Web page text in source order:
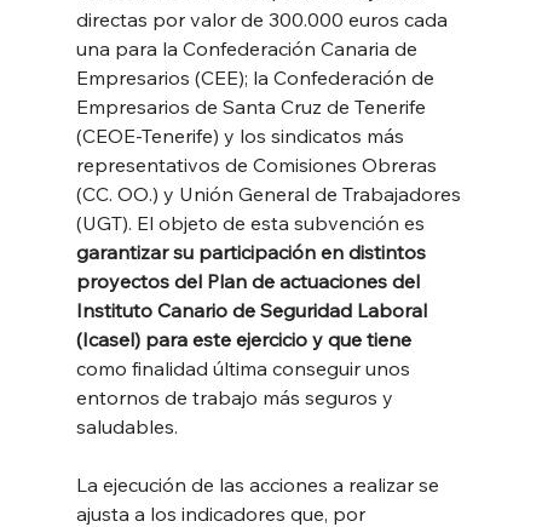
directas por valor de 300.000 euros cada
una para la Confederación Canaria de
Empresarios (CEE); la Confederación de
Empresarios de Santa Cruz de Tenerife
(CEOE-Tenerife) y los sindicatos más
representativos de Comisiones Obreras
(CC. OO.) y Unión General de Trabajadores
(UGT). El objeto de esta subvención es
garantizar su participación en distintos
proyectos del Plan de actuaciones del
Instituto Canario de Seguridad Laboral
(Icasel) para este ejercicio y que tiene
como finalidad última conseguir unos
entornos de trabajo más seguros y
saludables.
La ejecución de las acciones a realizar se
ajusta a los indicadores que, por